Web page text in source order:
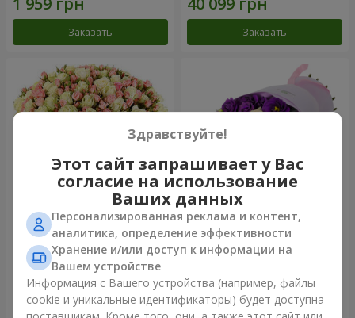
Заказать Заказать
Романтический букет
"Между небом и землей!"
75 874 грн
Заказать
Букет "Цветочное
блаженство"
Заказать
Здравствуйте!
Этот сайт запрашивает у Вас
согласие на использование
Ваших данных
Персонализированная реклама и контент,
аналитика, определение эффективности
Хранение и/или доступ к информации на
Вашем устройстве
Информация с Вашего устройства (например, файлы
cookie и уникальные идентификаторы) будет доступна